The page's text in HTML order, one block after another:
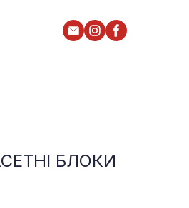
БЛОКИ